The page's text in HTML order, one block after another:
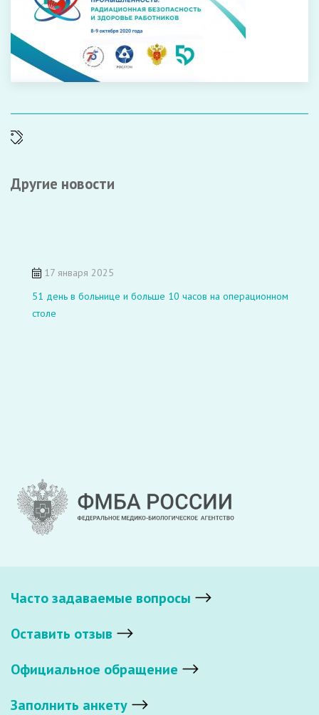
Другие новости
17 января 2025
51 день в больнице и больше 10 часов на операционном
столе
Часто задаваемые вопросы
Оставить отзыв
Официальное обращение
Заполнить анкету